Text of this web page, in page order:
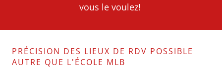
vous le voulez!
PRÉCISION DES LIEUX DE RDV POSSIBLE
AUTRE QUE L'ÉCOLE MLB